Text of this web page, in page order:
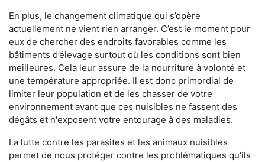
En plus, le changement climatique qui s’opère
actuellement ne vient rien arranger. C’est le moment pour
eux de chercher des endroits favorables comme les
bâtiments d’élevage surtout où les conditions sont bien
meilleures. Cela leur assure de la nourriture à volonté et
une température appropriée. Il est donc primordial de
limiter leur population et de les chasser de votre
environnement avant que ces nuisibles ne fassent des
dégâts et n'exposent votre entourage à des maladies.
La lutte contre les parasites et les animaux nuisibles
permet de nous protéger contre les problématiques qu'ils